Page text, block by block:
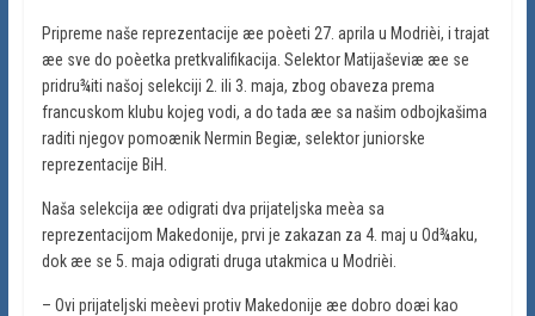
Pripreme naše reprezentacije æe poèeti 27. aprila u Modrièi, i trajat
æe sve do poèetka pretkvalifikacija. Selektor Matijaševiæ æe se
pridru¾iti našoj selekciji 2. ili 3. maja, zbog obaveza prema
francuskom klubu kojeg vodi, a do tada æe sa našim odbojkašima
raditi njegov pomoænik Nermin Begiæ, selektor juniorske
reprezentacije BiH.
Naša selekcija æe odigrati dva prijateljska meèa sa
reprezentacijom Makedonije, prvi je zakazan za 4. maj u Od¾aku,
dok æe se 5. maja odigrati druga utakmica u Modrièi.
– Ovi prijateljski meèevi protiv Makedonije æe dobro doæi kao